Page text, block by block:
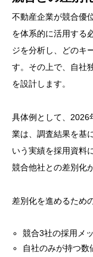
不動産企業が競合優
を体系的に活用する
ジを分析し、どのキ
す。その上で、自社
を設計します。
具体例として、2026
業は、調査結果を基
いう実績を採用資料
競合他社との差別化
差別化を進めるため
競合3社の採用メ
自社のみが持つ数